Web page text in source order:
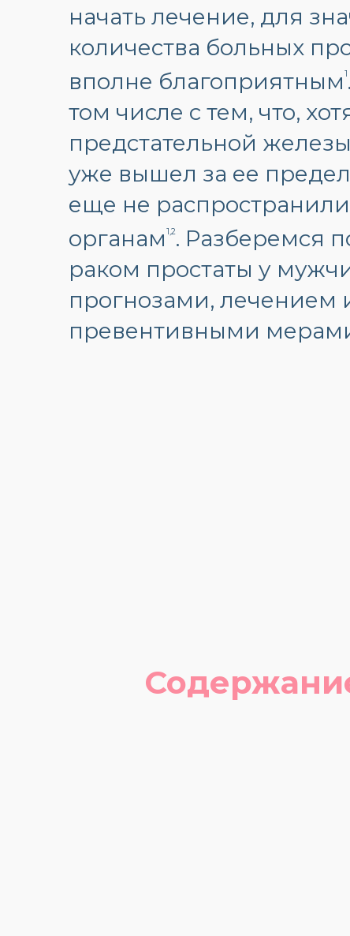
начать лечение, для
количества больных
вполне благоприятным 1
том числе с тем, что,
предстательной
уже вышел за ее
еще не
органам 1,2. Разберемся
раком простаты у
прогнозами, лечением
превентивными